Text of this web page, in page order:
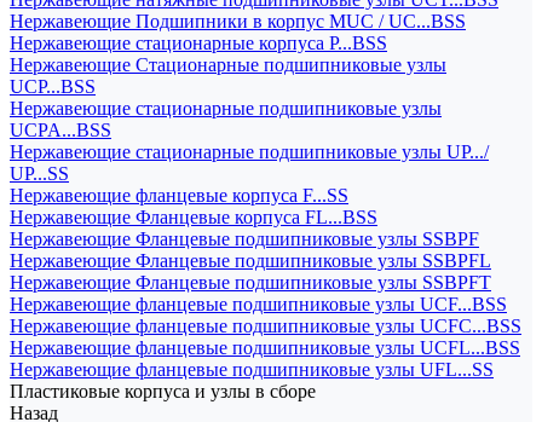
Нержавеющие Подшипники в корпус MUC / UC...BSS
Нержавеющие стационарные корпуса P...BSS
Нержавеющие Стационарные подшипниковые узлы
UCP...BSS
Нержавеющие стационарные подшипниковые узлы
UCPA...BSS
Нержавеющие стационарные подшипниковые узлы UP.../
UP...SS
Нержавеющие фланцевые корпуса F...SS
Нержавеющие Фланцевые корпуса FL...BSS
Нержавеющие Фланцевые подшипниковые узлы SSBPF
Нержавеющие Фланцевые подшипниковые узлы SSBPFL
Нержавеющие Фланцевые подшипниковые узлы SSBPFT
Нержавеющие фланцевые подшипниковые узлы UCF...BSS
Нержавеющие фланцевые подшипниковые узлы UCFC...BSS
Нержавеющие фланцевые подшипниковые узлы UCFL...BSS
Нержавеющие фланцевые подшипниковые узлы UFL...SS
Пластиковые корпуса и узлы в сборе
Назад